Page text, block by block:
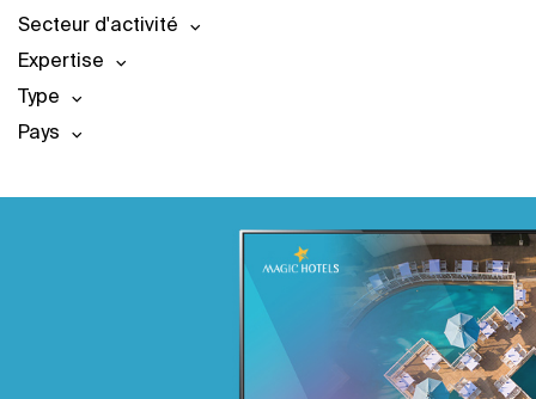
Secteur d'activité
Expertise
Type
Pays